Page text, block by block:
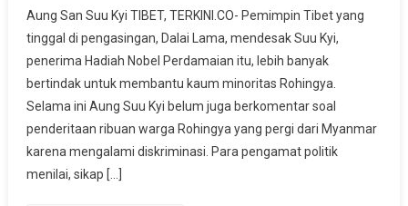
Lama
Desak
Aung
San
Suu
Kyi
Bantu
Aung San Suu Kyi TIBET, TERKINI.CO- Pemimpin Tibet yang
tinggal di pengasingan, Dalai Lama, mendesak Suu Kyi,
penerima Hadiah Nobel Perdamaian itu, lebih banyak
bertindak untuk membantu kaum minoritas Rohingya.
Selama ini Aung Suu Kyi belum juga berkomentar soal
penderitaan ribuan warga Rohingya yang pergi dari Myanmar
karena mengalami diskriminasi. Para pengamat politik
menilai, sikap […]